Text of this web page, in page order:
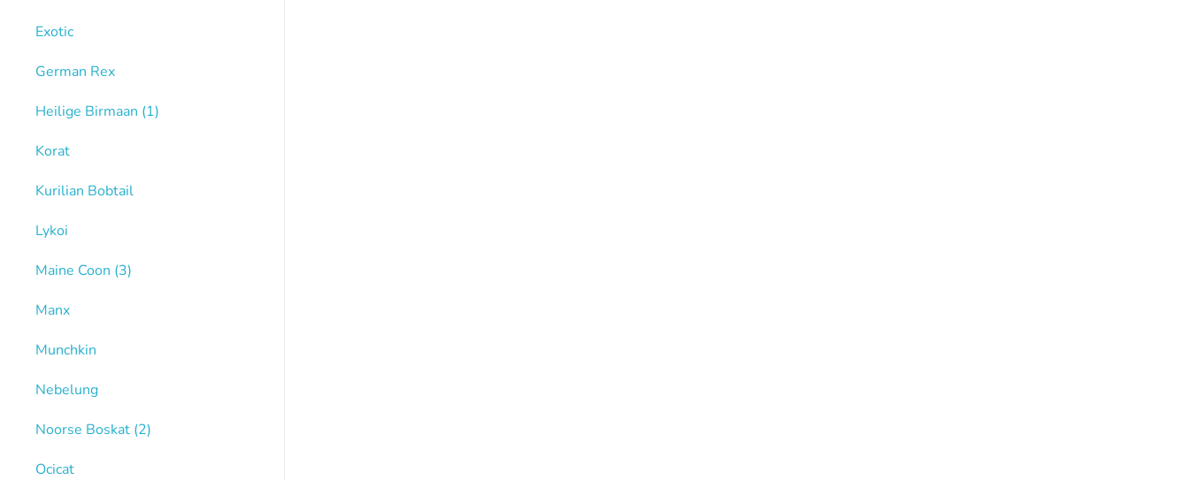
Exotic
German Rex
Heilige Birmaan (1)
Korat
Kurilian Bobtail
Lykoi
Maine Coon (3)
Manx
Munchkin
Nebelung
Noorse Boskat (2)
Ocicat